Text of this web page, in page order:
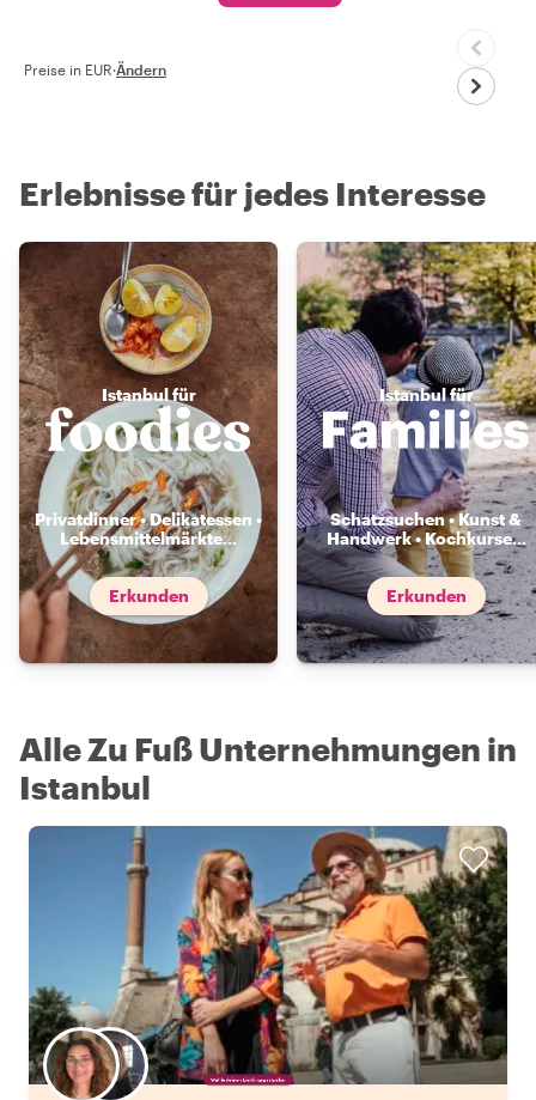
Preise in EUR·Ändern
Erlebnisse für jedes Interesse
Istanbul für
Privatdinner • Delikatessen •
Lebensmittelmärkte...
Erkunden
Istanbul für
Schatzsuchen • Kunst &
Handwerk • Kochkurse...
Erkunden
Alle Zu Fuß Unternehmungen in
Istanbul
Wähle deinen Lieblingsgastgeber